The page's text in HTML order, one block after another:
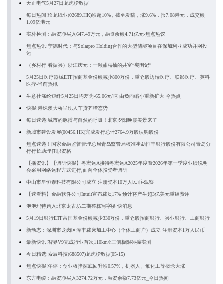
天正电气5月27日龙虎榜数据
每日热闻!玖龙纸业(02689.HK)涨超10%，截至发稿，涨9.6%，报7.08港元，成交额
1.09亿港元
实朴检测：融资净买入647.49万元，融资余额4.71亿元-焦点热议
焦点热讯:宁德时代：与Solarpro Holding合作的大型储能项目在保加利亚成功并网投
运
（乡村行·看振兴）浙江庆元：一颗甜桔柚的共富“突围记”
5月25日医疗器械ETF招商基金份额减少800万份，重仓股迈瑞医疗、联影医疗、英科
医疗-当前热讯
生意社涤纶短纤5月25日均差为-65.06元/吨 由负向缩小重新扩大 今热点
快报:港珠澳大桥呈现人车货齐增态势
每日速递:城市的脉搏与自然的呼吸！北京夕阳晚霞美景来了
新城市建设发展(00456.HK)完成发行总计2764.9万股认购股份
焦点速递！国家金融监督管理总局青岛监管局核准崔勐恒丰银行股份有限公司青岛分
行行长助理任职资格
【播资讯】【调研快报】粤宏远A接待粤宏远A2025年度暨2026年第一季度业绩说明
会采用网络远程方式进行,面向全体投资者调研
中山市星恒泰科技有限公司成立 注册资本10万人民币-观察
【速看料】金融软件公司Intuit宣布裁员17% 预计将产生超3亿美元重组费用
泡泡玛特购入北京太古坊二期整栋写字楼 快消息
5月19日银行ETF富国基金份额减少330万份，重仓股招商银行、兴业银行、工商银行
新动态：深圳市龙岗区泽丰裁床加工中心（个体工商户）成立 注册资本1万人民币
最新快讯!智界V9完成行业首次110km/h三侧极限碰撞实测
今日精选:索辰科技(688507)龙虎榜数据(05-15)
焦点快报!午评：创业板指探底回升涨0.57%，机器人、氟化工等概念大涨
东方电缆：融资净买入3274.72万元，融资余额7.73亿元_今日热闻